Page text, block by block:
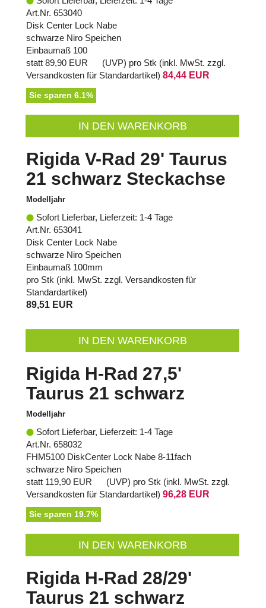
Art.Nr. 653040
Disk Center Lock Nabe
schwarze Niro Speichen
Einbaumaß 100
statt 89,90 EUR (UVP) pro Stk (inkl. MwSt. zzgl.
Versandkosten für Standardartikel) 84,44 EUR
Sie sparen 6.1%
IN DEN WARENKORB
Rigida V-Rad 29' Taurus
21 schwarz Steckachse
Modelljahr
Sofort Lieferbar, Lieferzeit: 1-4 Tage
Art.Nr. 653041
Disk Center Lock Nabe
schwarze Niro Speichen
Einbaumaß 100mm
pro Stk (inkl. MwSt. zzgl. Versandkosten für
Standardartikel)
89,51 EUR
IN DEN WARENKORB
Rigida H-Rad 27,5'
Taurus 21 schwarz
Modelljahr
Sofort Lieferbar, Lieferzeit: 1-4 Tage
Art.Nr. 658032
FHM5100 DiskCenter Lock Nabe 8-11fach
schwarze Niro Speichen
statt 119,90 EUR (UVP) pro Stk (inkl. MwSt. zzgl.
Versandkosten für Standardartikel) 96,28 EUR
Sie sparen 19.7%
IN DEN WARENKORB
Rigida H-Rad 28/29'
Taurus 21 schwarz